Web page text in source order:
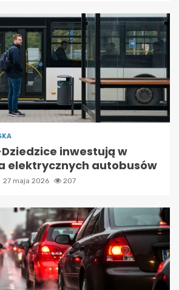
inwestują w
elektrycznych autobusów
27 maja 2026 207